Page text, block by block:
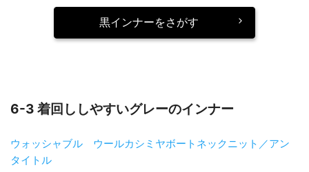
黒インナーをさがす
6-3 着回ししやすいグレーのインナー
ウォッシャブル ウールカシミヤボートネックニット／アン
タイトル